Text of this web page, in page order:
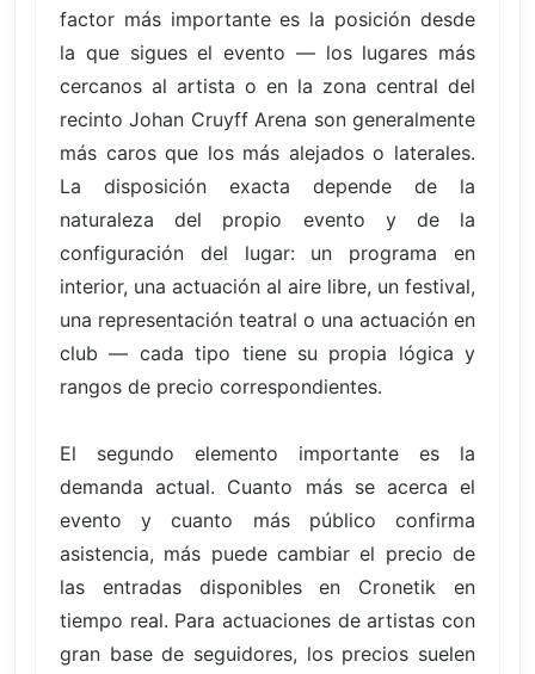
factor más importante es la posición desde
la que sigues el evento — los lugares más
cercanos al artista o en la zona central del
recinto Johan Cruyff Arena son generalmente
más caros que los más alejados o laterales.
La disposición exacta depende de la
naturaleza del propio evento y de la
configuración del lugar: un programa en
interior, una actuación al aire libre, un festival,
una representación teatral o una actuación en
club — cada tipo tiene su propia lógica y
rangos de precio correspondientes.
El segundo elemento importante es la
demanda actual. Cuanto más se acerca el
evento y cuanto más público confirma
asistencia, más puede cambiar el precio de
las entradas disponibles en Cronetik en
tiempo real. Para actuaciones de artistas con
gran base de seguidores, los precios suelen